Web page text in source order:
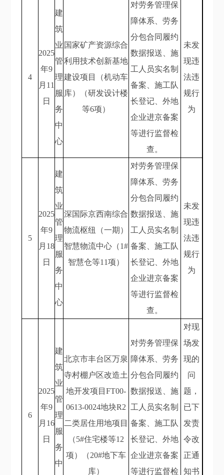
4
2025
年9
月11
日
建
筑
业
管
理
服
务
中
心
国家矿产资源综合
利用技术创新基地
建设项目（机动车
库）（研发设计楼
等6项）
对劳务管理保
障体系、劳务
分包合同履约
数据报送、施
工人员实名制
备案、施工队
长登记、外地
企业进京备案
等进行监督检
查。
未发
现违
法违
规行
为
5
2025
年9
月18
日
建
筑
业
管
理
服
务
中
心
深国际京西南综合
物流枢纽（一期）
智慧物流中心（1#
智慧仓等11项）
对劳务管理保
障体系、劳务
分包合同履约
数据报送、施
工人员实名制
备案、施工队
长登记、外地
企业进京备案
等进行监督检
查。
未发
现违
法违
规行
为
6
2025
年9
月16
日
建
筑
业
管
理
服
务
中
北京市丰台区万泉
寺村棚户区改造土
地开发项目FT00-
0613-0024地块R2
二类居住用地项目
（5#住宅楼等12
项）（20#地下车
库）
对劳务管理保
障体系、劳务
分包合同履约
数据报送、施
工人员实名制
备案、施工队
长登记、外地
企业进京备案
等进行监督检
对现
场发
现的
问
题，
已下
发责
令改
正通
知书